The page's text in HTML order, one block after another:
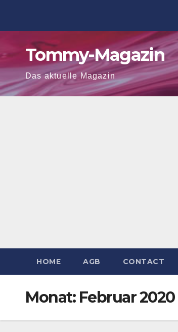
Tommy-Magazin
Das aktuelle Magazin
HOME AGB CONTACT
Monat: Februar 2020